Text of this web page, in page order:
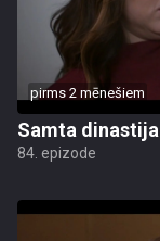
pirms 2 mēnešiem
Samta dinastija
84. epizode